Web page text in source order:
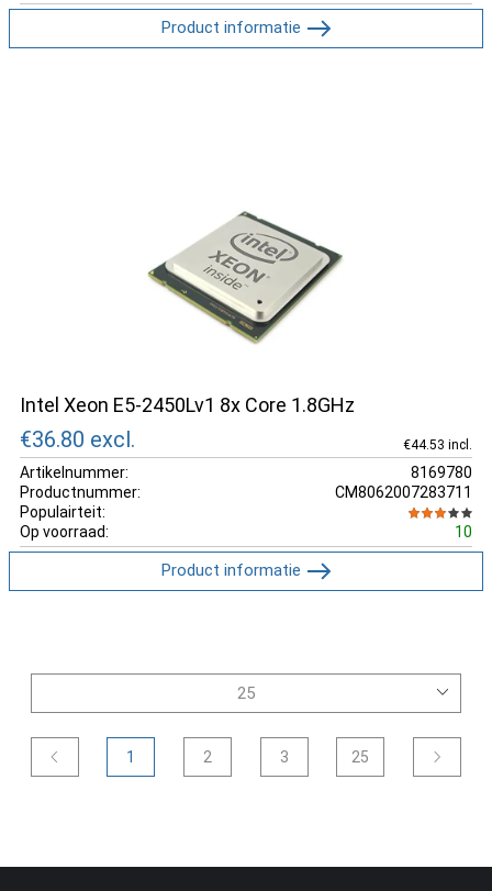
Product informatie
Intel Xeon E5-2450Lv1 8x Core 1.8GHz
€36.80 excl. €44.53 incl.
Artikelnummer:
8169780
Productnummer:
CM8062007283711
Populairteit:
Op voorraad:
10
Product informatie
1 2 3 25